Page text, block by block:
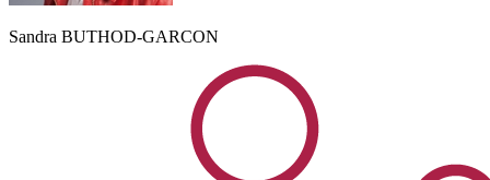
Sandra BUTHOD-GARCON